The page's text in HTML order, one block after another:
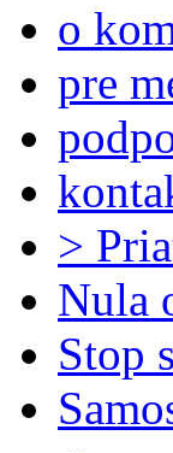
o
pre
>
Nula
Stop